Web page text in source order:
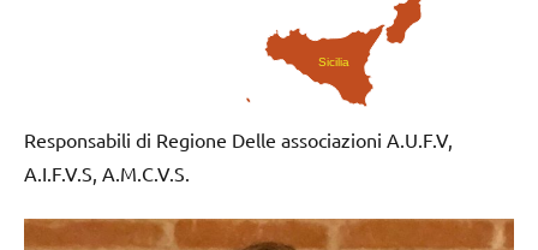
Sicilia
Responsabili di Regione Delle associazioni A.U.F.V,
A.I.F.V.S, A.M.C.V.S.